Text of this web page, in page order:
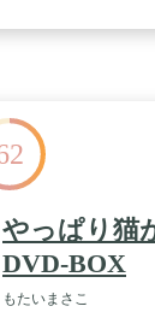
やっぱり猫
DVD-BOX
もたいまさこ